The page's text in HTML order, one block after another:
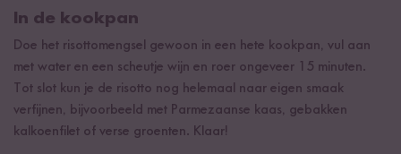
In de kookpan
Doe het risottomengsel gewoon in een hete kookpan, vul aan
met water en een scheutje wijn en roer ongeveer 15 minuten.
Tot slot kun je de risotto nog helemaal naar eigen smaak
verfijnen, bijvoorbeeld met Parmezaanse kaas, gebakken
kalkoenfilet of verse groenten. Klaar!